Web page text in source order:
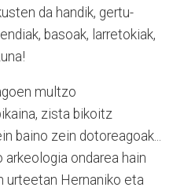
da handik, gertu-
basoak, larretokiak,
multzo
zista bikoitz
baino zein dotoreagoak...
arkeologia ondarea hain
urteetan Hernaniko eta